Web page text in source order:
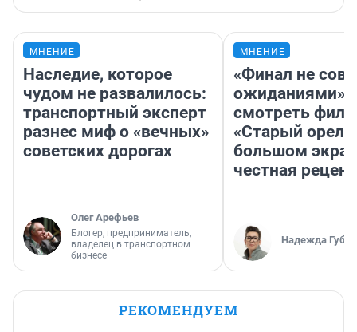
МНЕНИЕ
Наследие, которое
чудом не развалилось:
транспортный эксперт
разнес миф о «вечных»
советских дорогах
Олег Арефьев
Блогер, предприниматель,
владелец в транспортном
бизнесе
МНЕНИЕ
«Финал не
ожиданиями»:
смотреть
«Старый орел»
большом
честная
Надежда
РЕКОМЕНДУЕМ